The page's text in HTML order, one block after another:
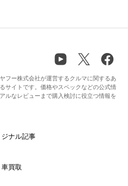
フー株式会社が運営するクルマに関するあ
サイトです。価格やスペックなどの公式情
ルなレビューまで購入検討に役立つ情報を
ジナル記事
車買取